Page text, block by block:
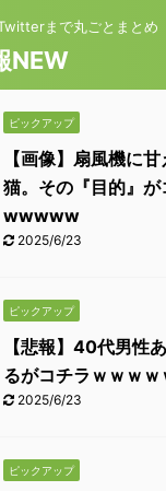
まで丸ごとまとめ
NEW
ピックアップ
【画像】扇風機に甘
猫。その『目的』が
wwwww
2025/6/23
ピックアップ
【悲報】40代男性
るがコチラｗｗｗｗ
2025/6/23
ピックアップ